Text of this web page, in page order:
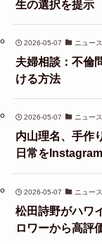
生の選択を提示
2026-05-07 ニュース
夫婦相談：不倫
ける方法
2026-05-07 ニュース
内山理名、手作
日常を
2026-05-07 ニュース
松田詩野がハワ
ロワーから高評